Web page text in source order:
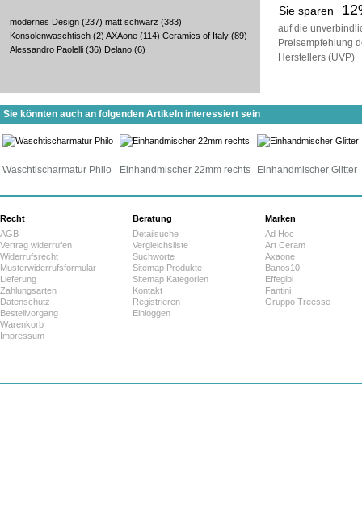
Sie sparen
auf die
Preisempfehlung
Herstellers (UVP)
modernes Design (237) matt schwarz (383)
Konsolenwaschtisch (2) AXAone (114) Ceramics of Italy (89)
Alessandro Paolelli (36) Delano (6)
Sie könnten auch an folgenden Artikeln interessiert sein
Waschtischarmatur Philo Einhandmischer 22mm rechts Einhandmischer Glitter
Recht
AGB
Vertrag widerrufen
Widerrufsrecht
Musterwiderrufsformular
Lieferung
Zahlungsarten
Datenschutz
Bestellvorgang
Warenkorb
Impressum
Beratung
Detailsuche
Vergleichsliste
Suchworte
Sitemap Produkte
Sitemap Kategorien
Kontakt
Registrieren
Einloggen
Marken
Ad Hoc
Art Ceram
Axaone
Banos10
Effegibi
Fantini
Gruppo Treesse